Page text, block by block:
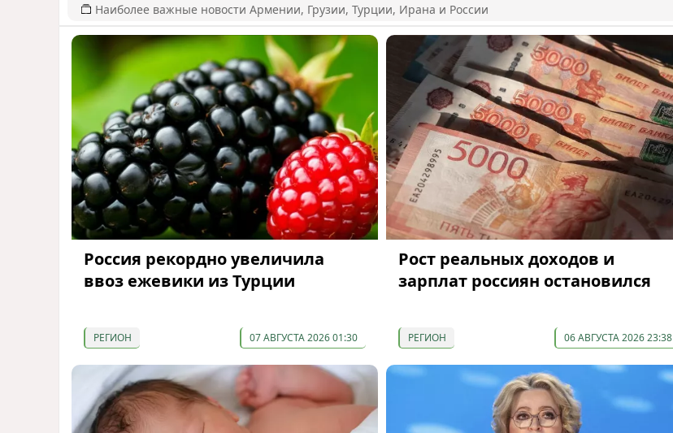
Наиболее важные новости Армении, Грузии, Турции, Ирана и России
Россия рекордно увеличила
ввоз ежевики из Турции
РЕГИОН 07 АВГУСТА 2026 01:30
Рост реальных доходов и
зарплат россиян остановился
РЕГИОН 06 АВГУСТА 2026 23:38